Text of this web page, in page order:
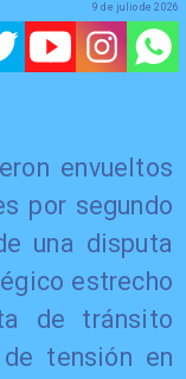
9 de julio de 2026
envueltos
por segundo
una disputa
estrecho
de tránsito
tensión en